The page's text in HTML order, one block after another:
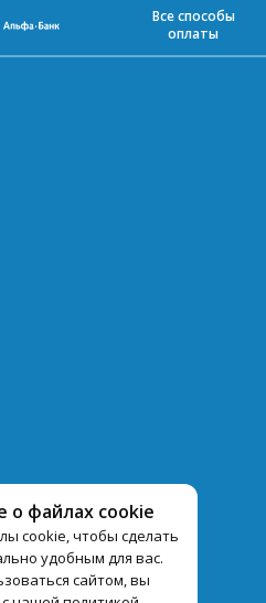
о файлах cookie
cookie, чтобы сделать
удобным для вас.
сайтом, вы
Все способы
оплаты